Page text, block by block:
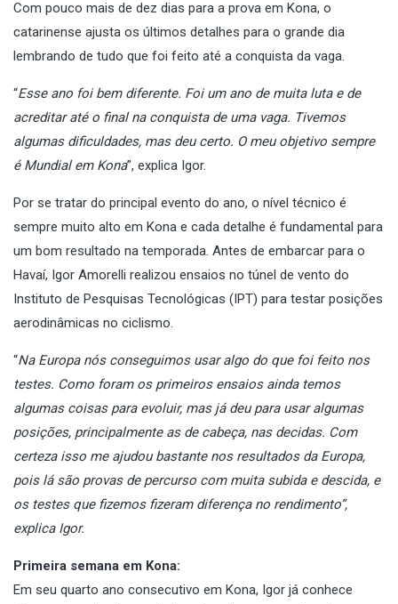
Com pouco mais de dez dias para a prova em Kona, o
catarinense ajusta os últimos detalhes para o grande dia
lembrando de tudo que foi feito até a conquista da vaga.
“Esse ano foi bem diferente. Foi um ano de muita luta e de
acreditar até o final na conquista de uma vaga. Tivemos
algumas dificuldades, mas deu certo. O meu objetivo sempre
é Mundial em Kona”, explica Igor.
Por se tratar do principal evento do ano, o nível técnico é
sempre muito alto em Kona e cada detalhe é fundamental para
um bom resultado na temporada. Antes de embarcar para o
Havaí, Igor Amorelli realizou ensaios no túnel de vento do
Instituto de Pesquisas Tecnológicas (IPT) para testar posições
aerodinâmicas no ciclismo.
“Na Europa nós conseguimos usar algo do que foi feito nos
testes. Como foram os primeiros ensaios ainda temos
algumas coisas para evoluir, mas já deu para usar algumas
posições, principalmente as de cabeça, nas decidas. Com
certeza isso me ajudou bastante nos resultados da Europa,
pois lá são provas de percurso com muita subida e descida, e
os testes que fizemos fizeram diferença no rendimento”,
explica Igor.
Primeira semana em Kona:
Em seu quarto ano consecutivo em Kona, Igor já conhece